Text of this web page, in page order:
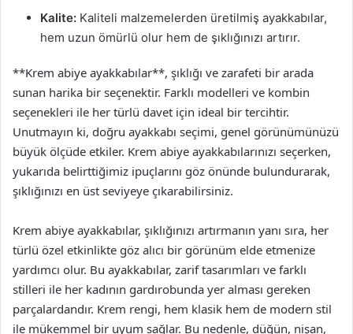
Kalite: Kaliteli malzemelerden üretilmiş ayakkabılar,
hem uzun ömürlü olur hem de şıklığınızı artırır.
**Krem abiye ayakkabılar**, şıklığı ve zarafeti bir arada
sunan harika bir seçenektir. Farklı modelleri ve kombin
seçenekleri ile her türlü davet için ideal bir tercihtir.
Unutmayın ki, doğru ayakkabı seçimi, genel görünümünüzü
büyük ölçüde etkiler. Krem abiye ayakkabılarınızı seçerken,
yukarıda belirttiğimiz ipuçlarını göz önünde bulundurarak,
şıklığınızı en üst seviyeye çıkarabilirsiniz.
Krem abiye ayakkabılar, şıklığınızı artırmanın yanı sıra, her
türlü özel etkinlikte göz alıcı bir görünüm elde etmenize
yardımcı olur. Bu ayakkabılar, zarif tasarımları ve farklı
stilleri ile her kadının gardırobunda yer alması gereken
parçalardandır. Krem rengi, hem klasik hem de modern stil
ile mükemmel bir uyum sağlar. Bu nedenle, düğün, nişan,